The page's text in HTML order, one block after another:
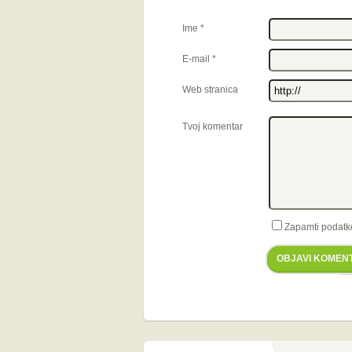
Ime *
E-mail *
Web stranica
Tvoj komentar
Zapamti
OBJAVI